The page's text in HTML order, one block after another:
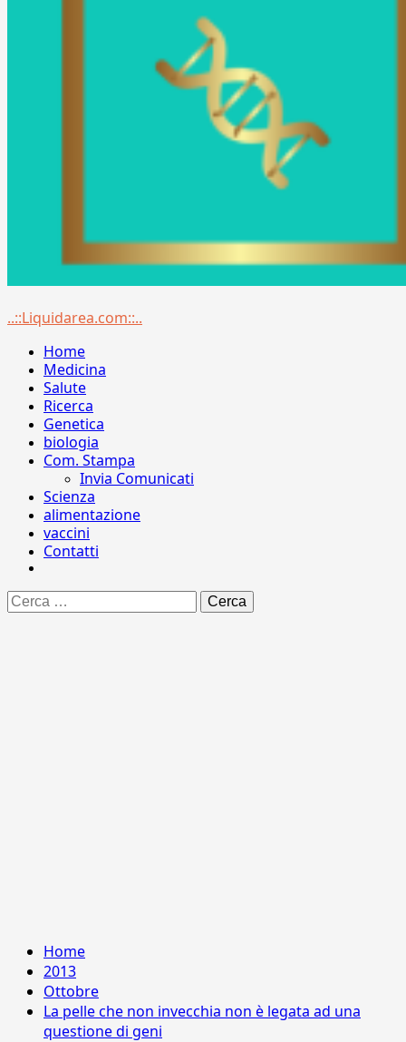
Menu
..::Liquidarea.com::..
Home
Medicina
Salute
Ricerca
Genetica
biologia
Com. Stampa
Invia Comunicati
Scienza
alimentazione
vaccini
Contatti
Ricerca
per:
Home
2013
Ottobre
La pelle che non invecchia non è legata ad una
questione di geni